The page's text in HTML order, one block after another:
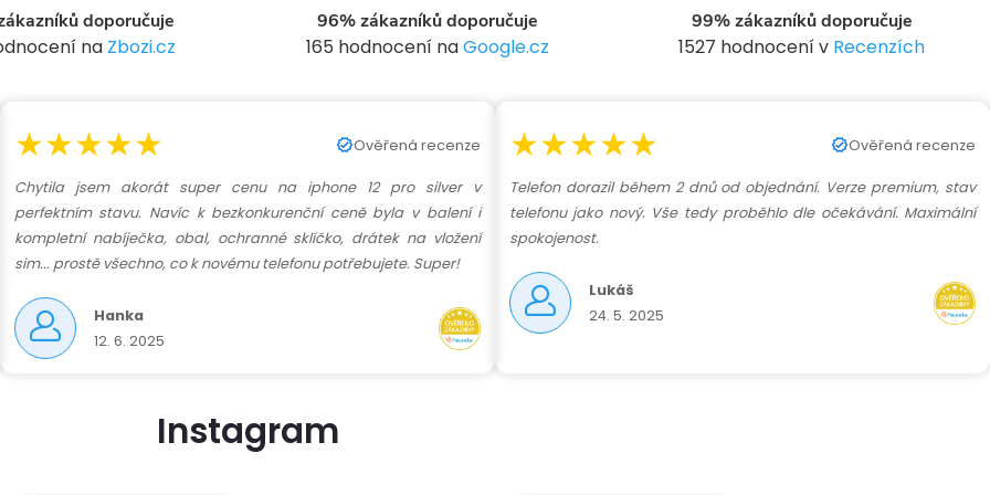
doporučuje
na Zbozi.cz
96% zákazníků doporučuje
165 hodnocení naGoogle.cz
99% zákazníků doporučuje
1527 hodnocení v Recenzích
★★★★★ Ověřená recenze
Chytila jsem akorát super cenu na iphone 12 pro silver v
perfektním stavu. Navíc k bezkonkurenční ceně byla v balení i
kompletní nabíječka, obal, ochranné sklíčko, drátek na vložení
sim... prostě všechno, co k novému telefonu potřebujete. Super!
Hanka
12. 6. 2025
★★★★★ Ověřená recenze
Telefon dorazil během 2 dnů od objednání. Verze premium, stav
telefonu jako nový. Vše tedy proběhlo dle očekávání. Maximální
spokojenost.
Lukáš
24. 5. 2025
Instagram